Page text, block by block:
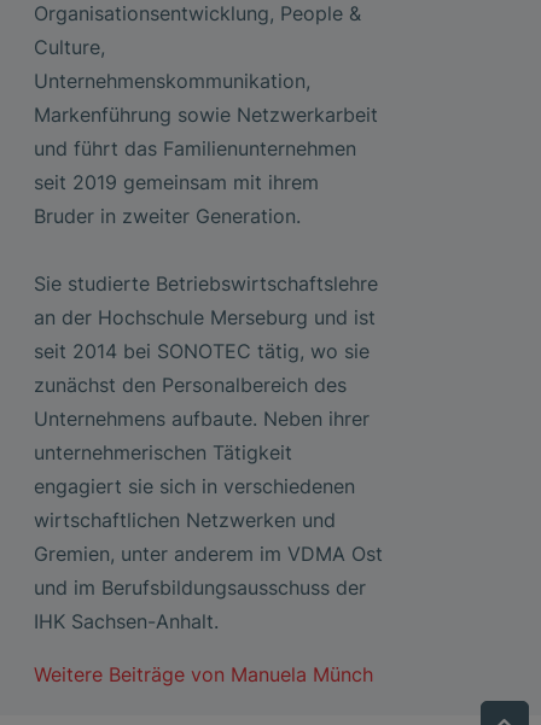
Organisationsentwicklung, People &
Culture,
Unternehmenskommunikation,
Markenführung sowie Netzwerkarbeit
und führt das Familienunternehmen
seit 2019 gemeinsam mit ihrem
Bruder in zweiter Generation.
Sie studierte Betriebswirtschaftslehre
an der Hochschule Merseburg und ist
seit 2014 bei SONOTEC tätig, wo sie
zunächst den Personalbereich des
Unternehmens aufbaute. Neben ihrer
unternehmerischen Tätigkeit
engagiert sie sich in verschiedenen
wirtschaftlichen Netzwerken und
Gremien, unter anderem im VDMA Ost
und im Berufsbildungsausschuss der
IHK Sachsen-Anhalt.
Weitere Beiträge von Manuela Münch